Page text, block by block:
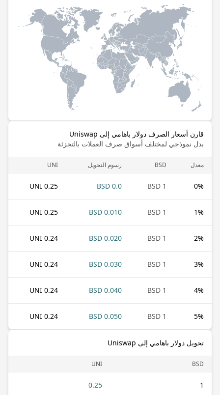
قارن أسعار الصرف دولار باهامي إلى Uniswap
بدل نموذجي لمختلف أسواق صرف العملات بالتجزئة
معدل BSD رسوم التحويل UNI
0%
1 BSD
0.0 BSD
0.25 UNI
1%
1 BSD
0.010 BSD
0.25 UNI
2%
1 BSD
0.020 BSD
0.24 UNI
3%
1 BSD
0.030 BSD
0.24 UNI
4%
1 BSD
0.040 BSD
0.24 UNI
5%
1 BSD
0.050 BSD
0.24 UNI
تحويل دولار باهامي إلى Uniswap
BSD
UNI
1
0.25